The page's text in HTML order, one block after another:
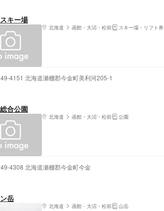
キー場
北海道 函館・大沼・松前 スキー場・リフト券
4151 北海道瀬棚郡今金町美利河205-1
合公園
北海道 函館・大沼・松前 公園
4308 北海道瀬棚郡今金町今金
岳
北海道 函館・大沼・松前 山岳